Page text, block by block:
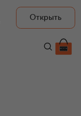
Открыть
3 190 ₽